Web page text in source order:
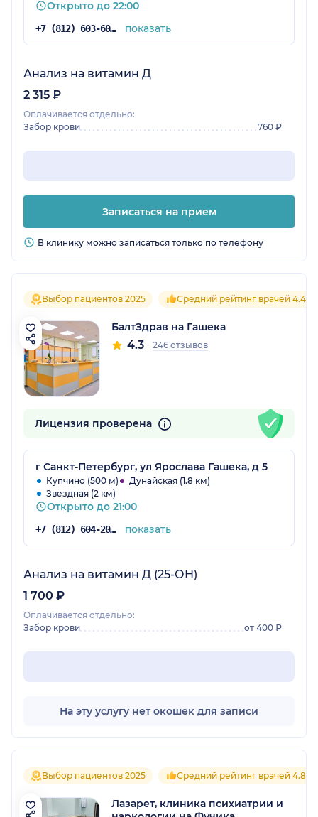
Открыто до 22:00
+7 (812) 603-60-42 показать
Анализ на витамин Д
2 315 ₽
Оплачивается отдельно:
Забор крови
760 ₽
Записаться на прием
В клинику можно записаться только по телефону
Выбор пациентов 2025 Средний рейтинг врачей 4.4
БалтЗдрав на Гашека
4.3 246 отзывов
Лицензия проверена
г Санкт-Петербург, ул Ярослава Гашека, д 5
Купчино (500 м)
Дунайская (1.8 км)
Звездная (2 км)
Открыто до 21:00
+7 (812) 604-20-38 показать
Анализ на витамин Д (25-ОН)
1 700 ₽
Оплачивается отдельно:
Забор крови
от 400 ₽
На эту услугу нет окошек для записи
Выбор пациентов 2025 Средний рейтинг врачей 4.8
Лазарет, клиника психиатрии и